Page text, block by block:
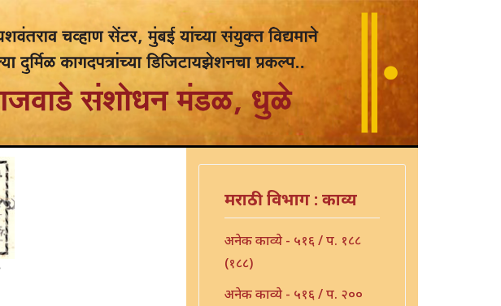
मराठी विभाग : काव्य
अनेक काव्ये - ५१६ / प. १८८
(१८८)
अनेक काव्ये - ५१६ / प. २००